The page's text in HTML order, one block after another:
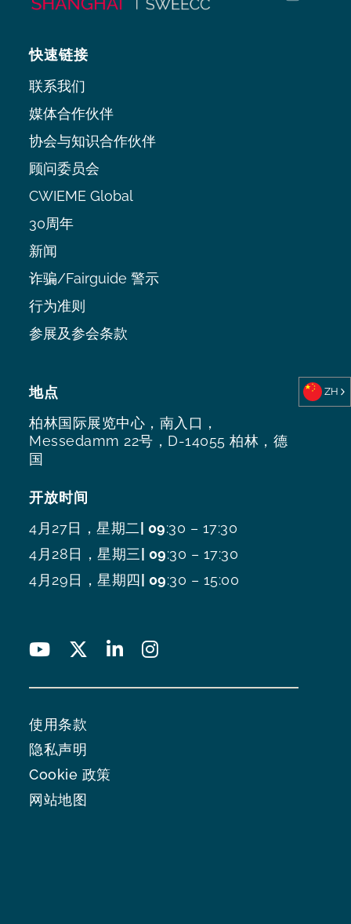
地点
柏林国际展览中心，南入口，
Messedamm 22号，D-14055 柏林，德
国
开放时间
4月27日，星期二| 09:30 – 17:30
4月28日，星期三| 09:30 – 17:30
4月29日，星期四| 09:30 – 15:00
快速链接
联系我们
媒体合作伙伴
协会与知识合作伙伴
顾问委员会
CWIEME Global
30周年
新闻
诈骗/Fairguide 警示
行为准则
参展及参会条款
使用条款
隐私声明
Cookie 政策
网站地图
ZH